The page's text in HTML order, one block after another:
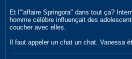
Et l'"affaire Springora" dans tout ça?
homme célèbre influençait des
coucher avec elles.
Il faut appeler un chat un chat. Vanessa